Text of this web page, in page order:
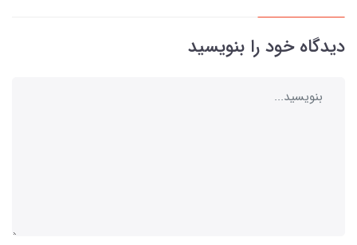
دیدگاه خود را بنویسید